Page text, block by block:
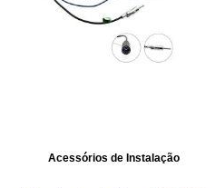
Acessórios de Instalação